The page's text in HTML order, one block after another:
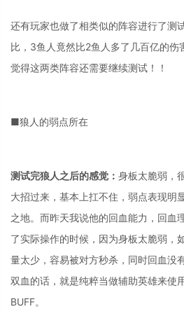
还有玩家也做了相类似的阵容进行了测
比，3鱼人竟然比2鱼人多了几百亿的伤
觉得这两类阵容还需要继续测试！！
■狼人的弱点所在
测试完狼人之后的感觉： 身板太脆弱，
大招过来，基本上扛不住，弱点表现明
之地。而昨天我说他的回血能力，回血
了实际操作的时候，因为身板太脆弱，
量太少，容易被对方秒杀，同时回血没
双血的话，就是纯粹当做辅助英雄来使
BUFF。